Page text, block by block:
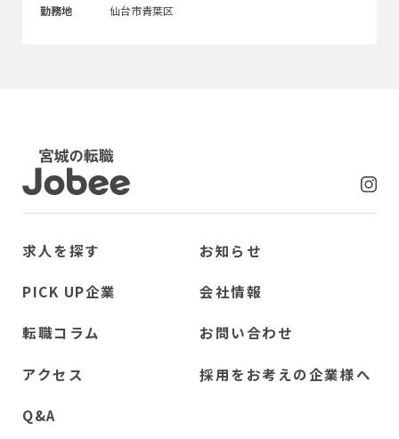
勤務地
仙台市青葉区
求人を探す
PICK UP企業
転職コラム
アクセス
Q&A
お知らせ
会社情報
お問い合わせ
採用をお考えの企業様へ